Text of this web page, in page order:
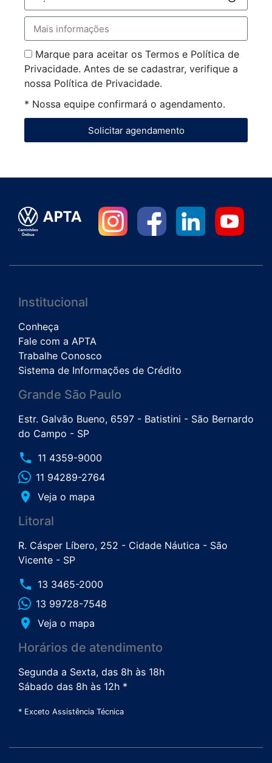
Marque para aceitar os Termos e Política de
Privacidade. Antes de se cadastrar, verifique a
nossa Política de Privacidade.
* Nossa equipe confirmará o agendamento.
Solicitar agendamento
Institucional
Conheça
Fale com a APTA
Trabalhe Conosco
Sistema de Informações de Crédito
Grande São Paulo
Estr. Galvão Bueno, 6597 - Batistini - São Bernardo
do Campo - SP
phone 11 4359-9000
11 94289-2764
place Veja o mapa
Litoral
R. Cásper Líbero, 252 - Cidade Náutica - São
Vicente - SP
phone 13 3465-2000
13 99728-7548
place Veja o mapa
Horários de atendimento
Segunda a Sexta, das 8h às 18h
Sábado das 8h às 12h *
* Exceto Assistência Técnica